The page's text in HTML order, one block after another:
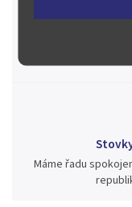
Jsme zde
Během té doby
jednotlivé kusy
Máme řadu